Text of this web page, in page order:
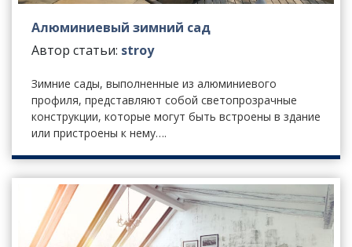
Алюминиевый зимний сад
Автор статьи: stroy
Зимние сады, выполненные из алюминиевого
профиля, представляют собой светопрозрачные
конструкции, которые могут быть встроены в здание
или пристроены к нему….